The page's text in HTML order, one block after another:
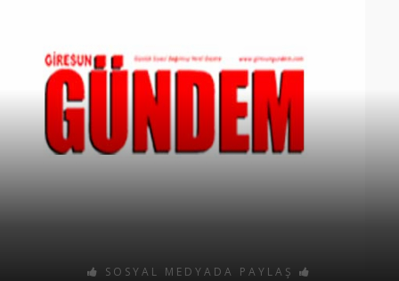
HARUN CİCİ: VİDEOYU GÖRÜNCE GÖZLERİM DOLDU
SOSYAL MEDYADA PAYLAŞ